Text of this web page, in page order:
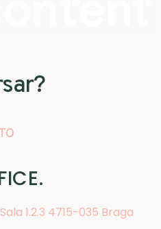
1.2.3 4715-035 Braga